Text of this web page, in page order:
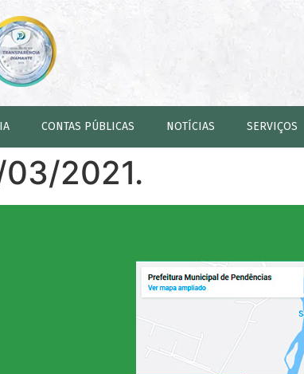
CONTAS PÚBLICAS NOTÍCIAS SERVIÇOS
03/2021.